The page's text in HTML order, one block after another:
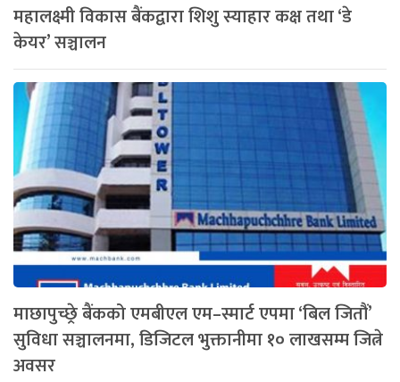
महालक्ष्मी विकास बैंकद्वारा शिशु स्याहार कक्ष तथा ‘डे
केयर’ सञ्चालन
माछापुच्छ्रे बैंकको एमबीएल एम–स्मार्ट एपमा ‘बिल जितौं’
सुविधा सञ्चालनमा, डिजिटल भुक्तानीमा १० लाखसम्म जित्ने
अवसर